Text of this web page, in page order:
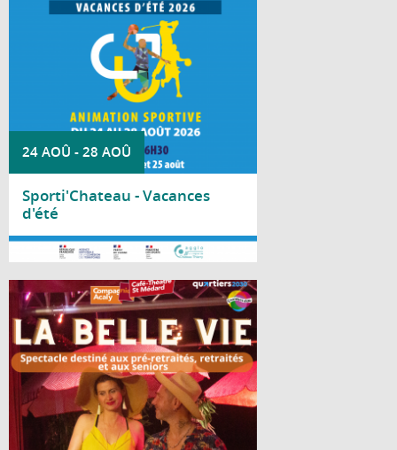
24 AOÛ -28 AOÛ
Sporti'Chateau - Vacances
d'été
d'activités sportives dans le cadre de
Sporti'Château.
Lire la suite
Le Centre social Nicole Bastien vous invite
à découvrir « La Belle Vie », un spectacle
de la Compagnie Acaly, spécialement
proposé aux pré-retraités, retraités et
seniors.